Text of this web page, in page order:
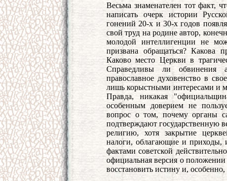
Весьма знаменателен тот факт,
написать очерк истории
гонений 20-х и 30-х годов
свой труд на родине автор,
молодой интеллигенции не
призвана обращаться? Какова
Каково место Церкви в
Справедливы ли обвинения
православное духовенство в
лишь корыстными интересами и
Правда, никакая
особенным доверием не
вопрос о том, почему органы
подтверждают государственную
религию, хотя закрытие
налоги, облагающие и приходы,
фактами советской
официальная версия о
восстановить истину и,